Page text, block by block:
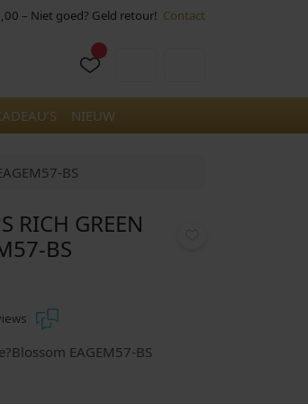
– Niet goed? Geld retour! Contact
NIEUW
BS
RICH GREEN
BS
EAGEM57-BS